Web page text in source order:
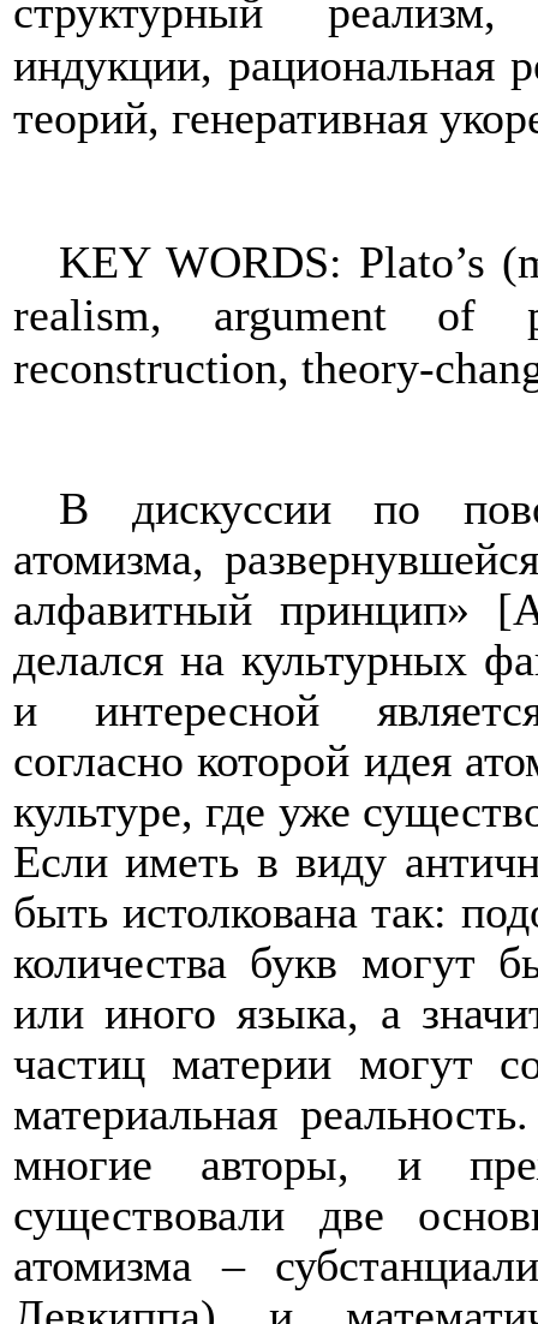
структурный реализм,
индукции, рациональная
теорий, генеративная
KEY WORDS: Plato’s
realism, argument of
reconstruction, theory-
В дискуссии по
атомизма,
алфавитный принцип»
делался на культурных
и интересной
согласно которой идея
культуре, где уже
Если иметь в виду
быть истолкована так:
количества букв могут
или иного языка, а
частиц материи могут
материальная
многие авторы, и
существовали две
атомизма –